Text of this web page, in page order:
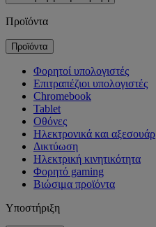
Προϊόντα
Προϊόντα
Φορητοί υπολογιστές
Επιτραπέζιοι υπολογιστές
Chromebook
Tablet
Οθόνες
Ηλεκτρονικά και αξεσουάρ
Δικτύωση
Ηλεκτρική κινητικότητα
Φορητό gaming
Βιώσιμα προϊόντα
Υποστήριξη